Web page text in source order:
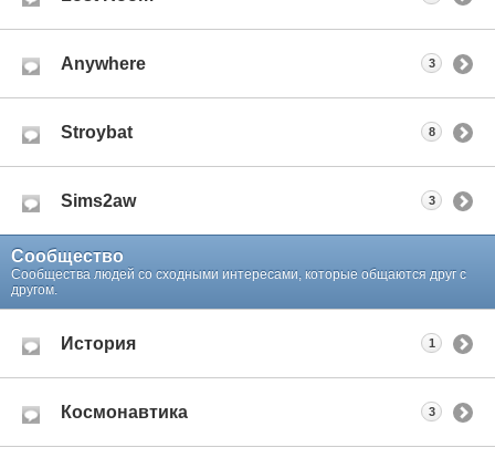
Anywhere 3
Stroybat 8
Sims2aw 3
Сообщество
Сообщества людей со сходными интересами, которые общаются друг с
другом.
История 1
Космонавтика 3